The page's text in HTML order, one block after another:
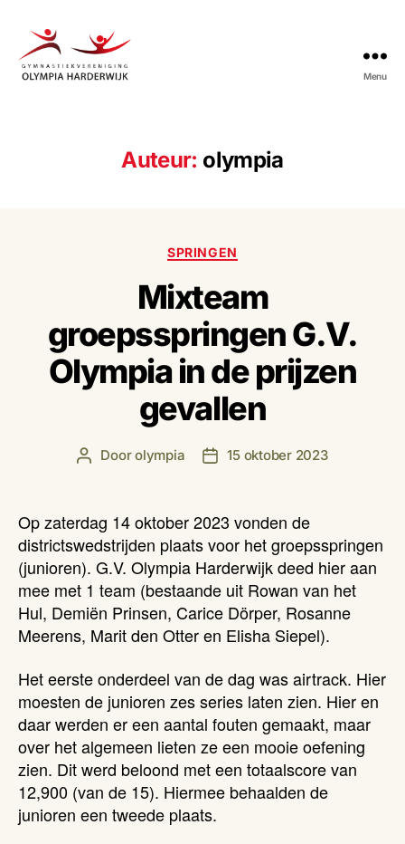
Menu
Auteur: olympia
Categorieën
SPRINGEN
Mixteam
groepsspringen G.V.
Olympia in de prijzen
gevallen
Berichtauteur
Doorolympia Berichtdatum
15 oktober 2023
Op zaterdag 14 oktober 2023 vonden de
districtswedstrijden plaats voor het groepsspringen
(junioren). G.V. Olympia Harderwijk deed hier aan
mee met 1 team (bestaande uit Rowan van het
Hul, Demiën Prinsen, Carice Dörper, Rosanne
Meerens, Marit den Otter en Elisha Siepel).
Het eerste onderdeel van de dag was airtrack. Hier
moesten de junioren zes series laten zien. Hier en
daar werden er een aantal fouten gemaakt, maar
over het algemeen lieten ze een mooie oefening
zien. Dit werd beloond met een totaalscore van
12,900 (van de 15). Hiermee behaalden de
junioren een tweede plaats.